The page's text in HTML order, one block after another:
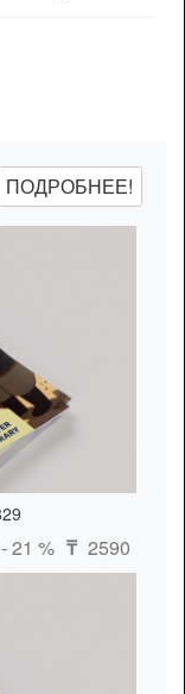
ПОДРОБНЕЕ!
- 21 % ₸ 2590